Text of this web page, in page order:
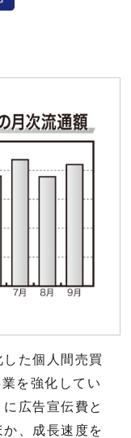
た個人間売買
を強化してい
広告宣伝費と
、成長速度を